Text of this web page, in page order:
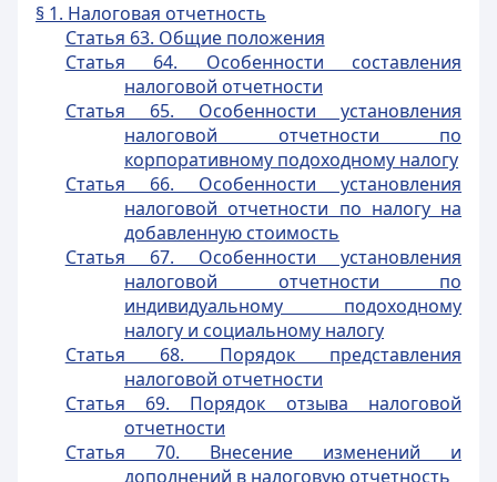
§ 1. Налоговая отчетность
Статья 63. Общие положения
Статья 64. Особенности составления
налоговой отчетности
Статья 65. Особенности установления
налоговой отчетности по
корпоративному подоходному налогу
Статья 66. Особенности установления
налоговой отчетности по налогу на
добавленную стоимость
Статья 67. Особенности установления
налоговой отчетности по
индивидуальному подоходному
налогу и социальному налогу
Статья 68. Порядок представления
налоговой отчетности
Статья 69. Порядок отзыва налоговой
отчетности
Статья 70. Внесение изменений и
дополнений в налоговую отчетность